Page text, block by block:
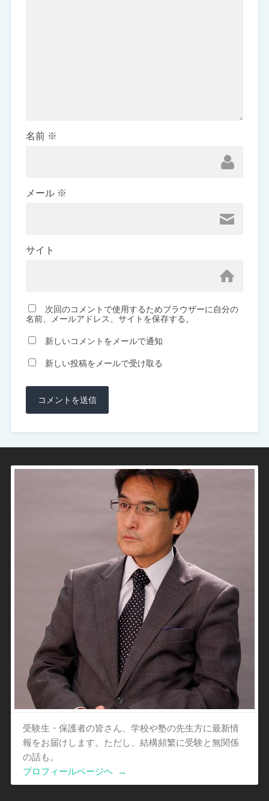
名前 ※
メール ※
サイト
次回のコメントで使用するためブラウザーに自分の
名前、メールアドレス、サイトを保存する。
新しいコメントをメールで通知
新しい投稿をメールで受け取る
受験生・保護者の皆さん、学校や塾の先生方に最新情
報をお届けします。ただし、結構頻繁に受験と無関係
の話も。
プロフィールページヘ
→